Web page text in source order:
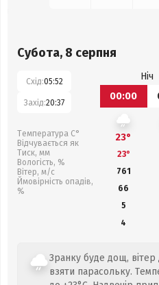
Субота, 8 серпня
Схід:05:52
Захід:20:37
Температура С°
Відчувається як
Тиск, мм
Вологість, %
Вітер, м/с
Ймовірність опадів,
%
Ніч
00:00
23°
23°
761
66
5
4
Зранку буде дощ,
взяти парасольку.